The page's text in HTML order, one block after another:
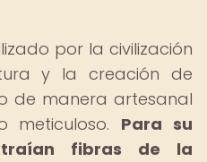
por la civilización
y la creación de
de manera artesanal
meticuloso. Para su
fibras de la